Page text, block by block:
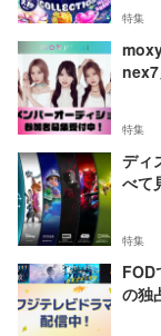
特集
nex7
特集
ディ
べて
特集
FOD
の独